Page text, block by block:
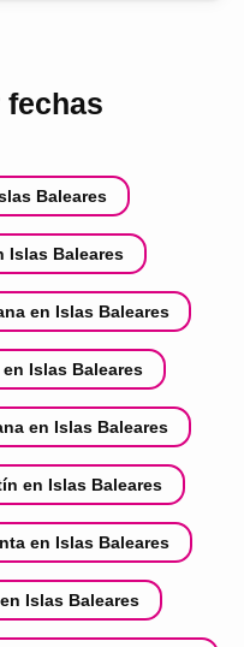
fechas
Baleares
Islas Baleares
en Islas Baleares
Islas Baleares
en Islas Baleares
en Islas Baleares
en Islas Baleares
Islas Baleares